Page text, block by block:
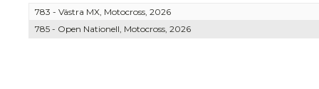
783 - Västra MX, Motocross, 2026
785 - Open Nationell, Motocross, 2026